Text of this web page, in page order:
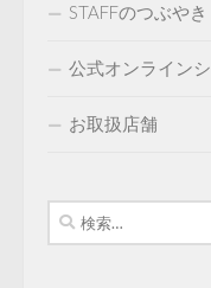
STAFFのつぶやき
公式オンライン
お取扱店舗
検
索: